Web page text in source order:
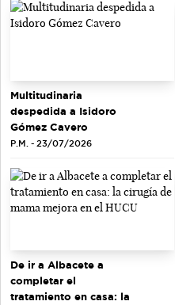
Multitudinaria
despedida a Isidoro
Gómez Cavero
P.M. - 23/07/2026
De ir a Albacete a
completar el
tratamiento en casa: la